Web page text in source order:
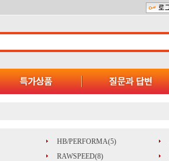
HB/PERFORMA(5)
RAWSPEED(8)